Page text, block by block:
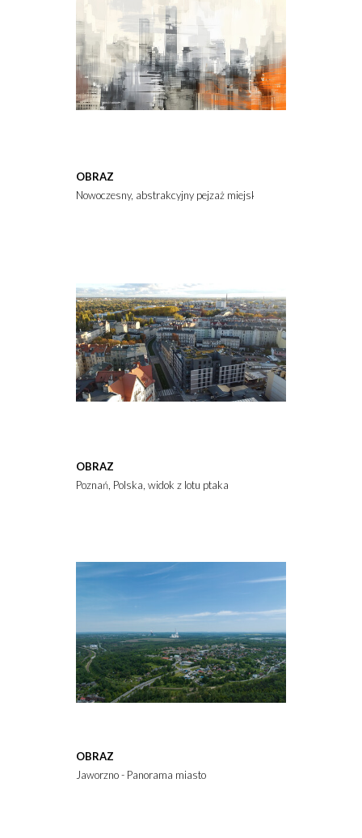
OBRAZ
Nowoczesny, abstrakcyjny pejzaż miejski w stylu malarskim.
OBRAZ
Poznań, Polska, widok z lotu ptaka
OBRAZ
Jaworzno - Panorama miasto